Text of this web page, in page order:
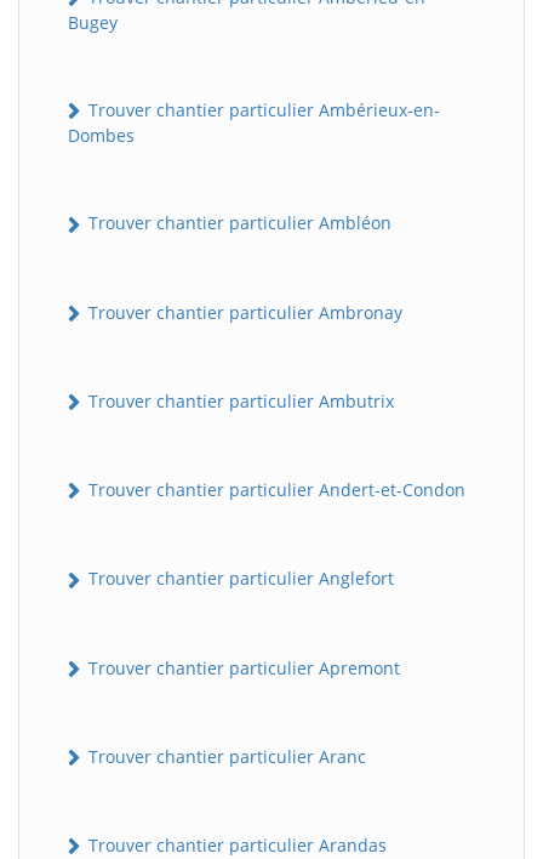
Bugey
Trouver chantier particulier Ambérieux-en-
Dombes
Trouver chantier particulier Ambléon
Trouver chantier particulier Ambronay
Trouver chantier particulier Ambutrix
Trouver chantier particulier Andert-et-Condon
Trouver chantier particulier Anglefort
Trouver chantier particulier Apremont
Trouver chantier particulier Aranc
Trouver chantier particulier Arandas